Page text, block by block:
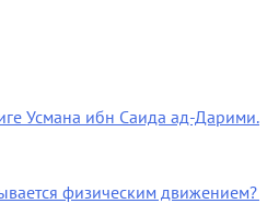
Усмана ибн Саида ад-Дарими.
физическим движением?